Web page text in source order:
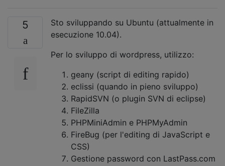
5
Sto sviluppando su Ubuntu (attualmente in
esecuzione 10.04).
Per lo sviluppo di wordpress, utilizzo:
geany (script di editing rapido)
eclissi (quando in pieno sviluppo)
RapidSVN (o plugin SVN di eclipse)
FileZilla
PHPMiniAdmin e PHPMyAdmin
FireBug (per l'editing di JavaScript e
CSS)
Gestione password con LastPass.com